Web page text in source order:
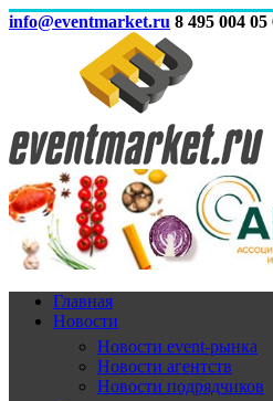
info@eventmarket.ru 8 495 004 05
Главная
Новости
Новости event-рынка
Новости агентств
Новости подрядчиков